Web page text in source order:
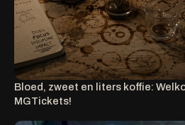
Bloed, zweet en liters koffie:
MGTickets!